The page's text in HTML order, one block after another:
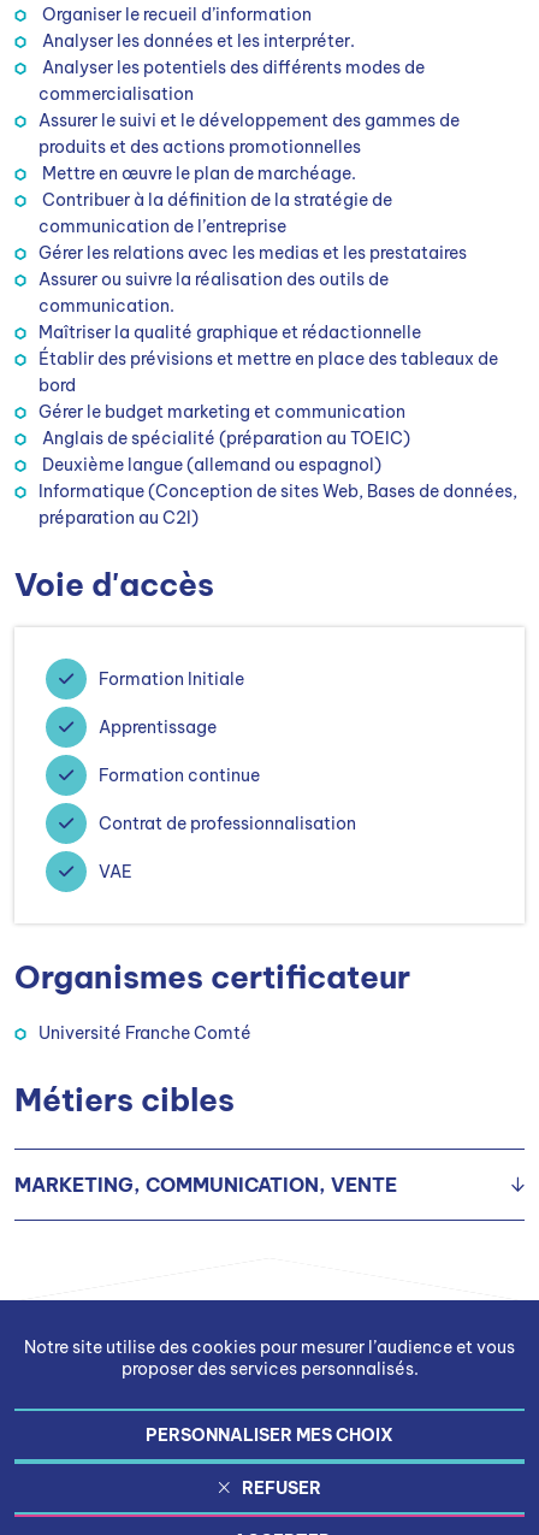
Organiser le recueil d’information
Analyser les données et les interpréter.
Analyser les potentiels des différents modes de
commercialisation
Assurer le suivi et le développement des gammes de
produits et des actions promotionnelles
Mettre en œuvre le plan de marchéage.
Contribuer à la définition de la stratégie de
communication de l’entreprise
Gérer les relations avec les medias et les prestataires
Assurer ou suivre la réalisation des outils de
communication.
Maîtriser la qualité graphique et rédactionnelle
Établir des prévisions et mettre en place des tableaux de
bord
Gérer le budget marketing et communication
Anglais de spécialité (préparation au TOEIC)
Deuxième langue (allemand ou espagnol)
Informatique (Conception de sites Web, Bases de données,
préparation au C2I)
Voie d'accès
Formation Initiale
Apprentissage
Formation continue
Contrat de professionnalisation
VAE
Organismes certificateur
Université Franche Comté
Métiers cibles
MARKETING, COMMUNICATION, VENTE
Notre site utilise des cookies pour mesurer l’audience et vous
proposer des services personnalisés.
PERSONNALISER MES CHOIX
REFUSER
Gestion des cookies